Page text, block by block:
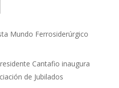
Mundo Ferrosiderúrgico
Cantafio inaugura
de Jubilados